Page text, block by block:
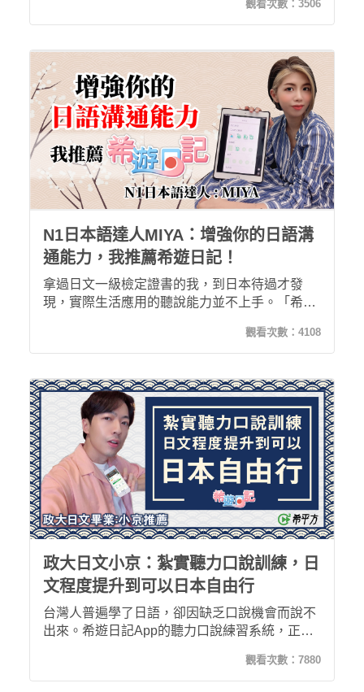
非常適合想練習日語會話的學習者！觀看次數： 3506
N1日本語達人MIYA：增強你的日語溝
通能力，我推薦希遊日記！
拿過日文一級檢定證書的我，到日本待過才發
現，實際生活應用的聽說能力並不上手。「希平
學日文，還有錄音功能檢視自己的發音及語調，
讓日文學習不再只是紙上談兵！
觀看次數： 4108
政大日文小京：紮實聽力口說訓練，日
文程度提升到可以日本自由行
台灣人普遍學了日語，卻因缺乏口說機會而說不
出來。希遊日記App的聽力口說練習系統，正好
東京旅日的我來看，真的非常到地。跟著希平方
獨門的「五次間隔學習法」，很快的30堂，你也
觀看次數： 7880